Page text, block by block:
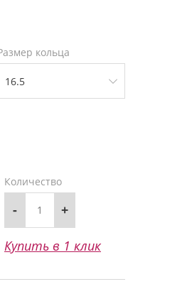
кольца
Количество
- +
Купить в 1 клик